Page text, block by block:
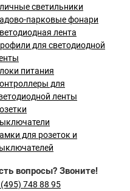
светильники
парковые фонари
лента
для светодиодной
питания
для
ленты
для розеток и
вопросы? Звоните!
748 88 95